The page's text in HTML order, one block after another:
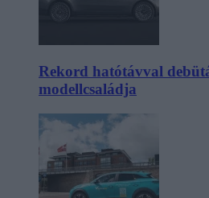
Rekord hatótávval
modellcsaládja